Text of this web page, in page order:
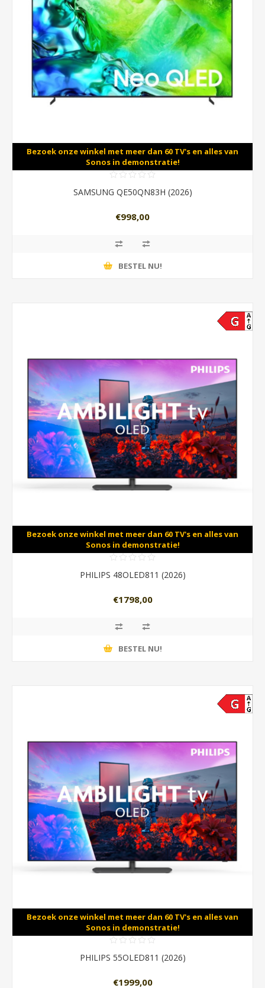
Bezoek onze winkel met meer dan 60 TV's en alles van
Sonos in demonstratie!
SAMSUNG QE50QN83H (2026)
€998,00
BESTEL NU!
Bezoek onze winkel met meer dan 60 TV's en alles van
Sonos in demonstratie!
PHILIPS 48OLED811 (2026)
€1798,00
BESTEL NU!
Bezoek onze winkel met meer dan 60 TV's en alles van
Sonos in demonstratie!
PHILIPS 55OLED811 (2026)
€1999,00